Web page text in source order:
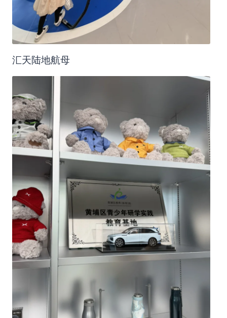
汇天陆地航母